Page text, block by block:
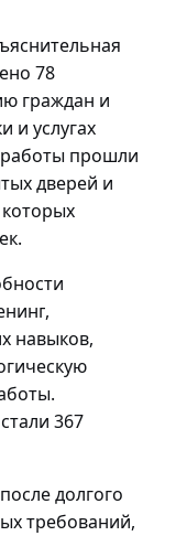
78
ю граждан и
и услугах
работы прошли
дверей и
,
навыков,
.
367
долгого
требований,